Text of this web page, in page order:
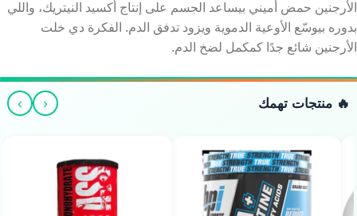
الأرجنين حمض أميني بيساعد الجسم على إنتاج أكسيد النيتريك، واللي
بدوره بيوسّع الأوعية الدموية ويزود تدفق الدم. الفكرة دي خلت
الأرجنين شائع جدًا كمكمل لضخ الدم.
🔥 منتجات تهمك ‹
›